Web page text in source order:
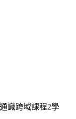
識跨域課程2學